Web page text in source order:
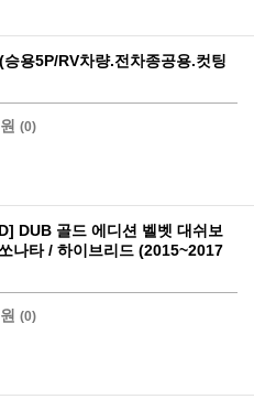
용5P/RV차량.전차종공용.컷팅
(0)
DUB 골드 에디션 벨벳 대쉬보
나타 / 하이브리드 (2015~2017
(0)